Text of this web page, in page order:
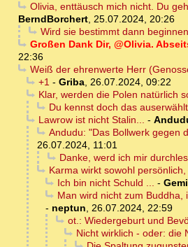
Olivia, enttäusch mich nicht. Du
BerndBorchert, 25.07.2024, 20:26
Wird sie bestimmt dann
Großen Dank Dir, @Olivia.
22:36
Weiß der ehrenwerte Herr
+1- Griba, 26.07.2024, 09:22
Klar, werden die Polen natürlich
Du kennst doch das
Lawrow ist nicht Stalin... -
Andudu: "Das Bollwerk gegen
26.07.2024, 11:01
Danke, werd ich mir
Karma wirkt sowohl
Ich bin nicht Schuld ... -
Man wird nicht zum
- neptun, 26.07.2024, 22:59
ot.: Wiedergeburt und
Nicht wirklich - oder: die